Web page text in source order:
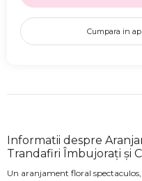
Cumpara in
Informatii despre
Trandafiri Îmbujorați și
Un aranjament floral